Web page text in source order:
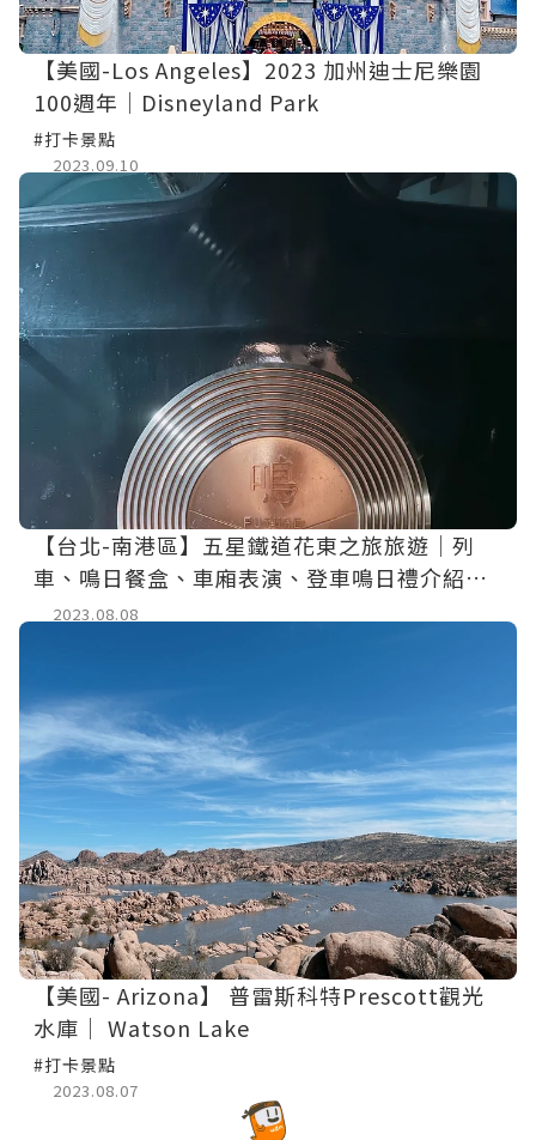
【美國-Los Angeles】2023 加州迪士尼樂園
100週年│Disneyland Park
#打卡景點
2023.09.10
【台北-南港區】五星鐵道花東之旅旅遊│列
車、鳴日餐盒、車廂表演、登車鳴日禮介紹｜
鳴日號
2023.08.08
【美國- Arizona】 普雷斯科特Prescott觀光
水庫│ Watson Lake
#打卡景點
2023.08.07